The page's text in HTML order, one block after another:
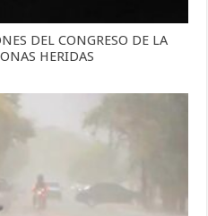
DEL CONGRESO DE LA
HERIDAS